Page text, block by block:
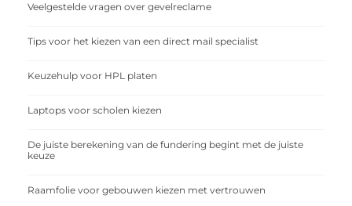
Veelgestelde vragen over gevelreclame
Tips voor het kiezen van een direct mail specialist
Keuzehulp voor HPL platen
Laptops voor scholen kiezen
De juiste berekening van de fundering begint met de juiste
keuze
Raamfolie voor gebouwen kiezen met vertrouwen